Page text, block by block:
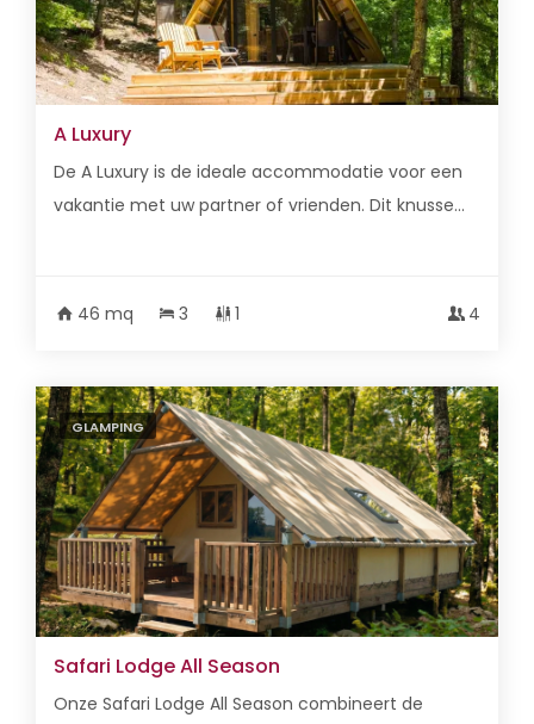
A Luxury
De A Luxury is de ideale accommodatie voor een
vakantie met uw partner of vrienden. Dit knusse...
46 mq 3 1 4
GLAMPING
Safari Lodge All Season
Onze Safari Lodge All Season combineert de